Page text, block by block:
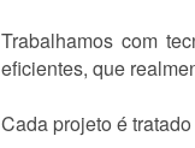
Trabalhamos com
eficientes, que
Cada projeto é